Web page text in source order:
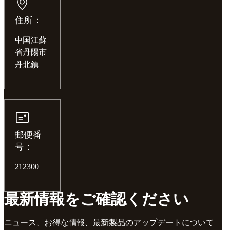
住所：
中国江蘇
省丹陽市
丹北鎮
郵便番
号：
212300
最新情報をご確認ください
ニュース、お得な情報、最新製品のアップデートについて